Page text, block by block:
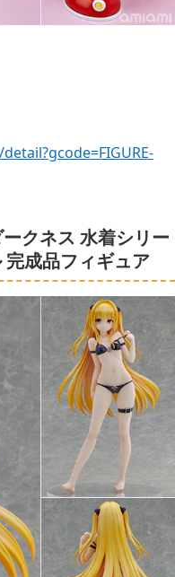
クネス 水着シリー
成品フィギュア